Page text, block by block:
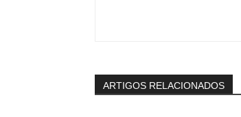
ARTIGOS RELACIONADOS